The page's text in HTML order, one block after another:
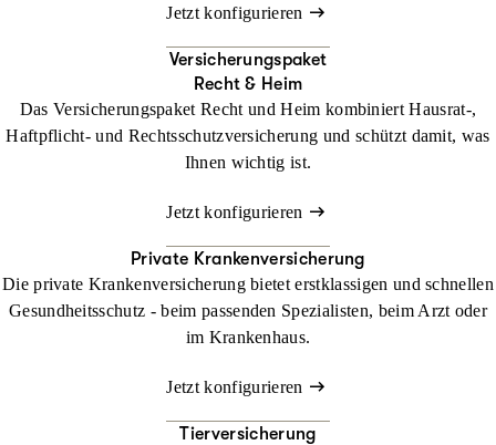
Jetzt konfigurieren
Versicherungspaket
Recht & Heim
Das Versicherungspaket Recht und Heim kombiniert Hausrat-,
Haftpflicht- und Rechtsschutzversicherung und schützt damit, was
Ihnen wichtig ist.
Jetzt konfigurieren
Private Krankenversicherung
Die private Krankenversicherung bietet erstklassigen und schnellen
Gesundheitsschutz - beim passenden Spezialisten, beim Arzt oder
im Krankenhaus.
Jetzt konfigurieren
Tierversicherung